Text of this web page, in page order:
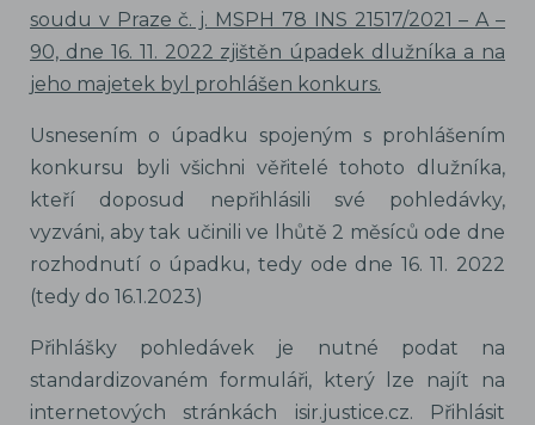
soudu v Praze č. j. MSPH 78 INS 21517/2021 – A –
90, dne 16. 11. 2022 zjištěn úpadek dlužníka a na
jeho majetek byl prohlášen konkurs.
Usnesením o úpadku spojeným s prohlášením
konkursu byli všichni věřitelé tohoto dlužníka,
kteří doposud nepřihlásili své pohledávky,
vyzváni, aby tak učinili ve lhůtě 2 měsíců ode dne
rozhodnutí o úpadku, tedy ode dne 16. 11. 2022
(tedy do 16.1.2023)
Přihlášky pohledávek je nutné podat na
standardizovaném formuláři, který lze najít na
internetových stránkách isir.justice.cz. Přihlásit